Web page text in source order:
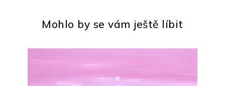
Mohlo by se vám ještě líbit